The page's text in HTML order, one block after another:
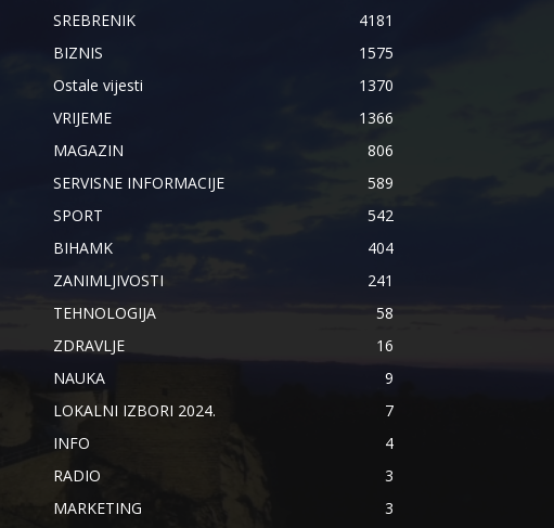
SREBRENIK
4181
BIZNIS
1575
Ostale vijesti
1370
VRIJEME
1366
MAGAZIN
806
SERVISNE INFORMACIJE
589
SPORT
542
BIHAMK
404
ZANIMLJIVOSTI
241
TEHNOLOGIJA
58
ZDRAVLJE
16
NAUKA
9
LOKALNI IZBORI 2024.
7
INFO
4
RADIO
3
MARKETING
3